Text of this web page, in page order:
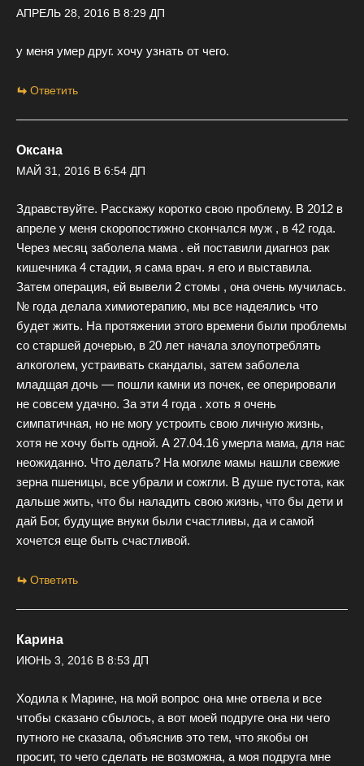
АПРЕЛЬ 28, 2016 В 8:29 ДП
у меня умер друг. хочу узнать от чего.
Ответить
Оксана
МАЙ 31, 2016 В 6:54 ДП
Здравствуйте. Расскажу коротко свою проблему. В 2012 в
апреле у меня скоропостижно скончался муж , в 42 года.
Через месяц заболела мама . ей поставили диагноз рак
кишечника 4 стадии, я сама врач. я его и выставила.
Затем операция, ей вывели 2 стомы , она очень мучилась.
№ года делала химиотерапию, мы все надеялись что
будет жить. На протяжении этого времени были проблемы
со старшей дочерью, в 20 лет начала злоупотреблять
алкоголем, устраивать скандалы, затем заболела
младщая дочь — пошли камни из почек, ее оперировали
не совсем удачно. За эти 4 года . хоть я очень
симпатичная, но не могу устроить свою личную жизнь,
хотя не хочу быть одной. А 27.04.16 умерла мама, для нас
неожиданно. Что делать? На могиле мамы нашли свежие
зерна пшеницы, все убрали и сожгли. В душе пустота, как
дальше жить, что бы наладить свою жизнь, что бы дети и
дай Бог, будущие внуки были счастливы, да и самой
хочется еще быть счастливой.
Ответить
Карина
ИЮНЬ 3, 2016 В 8:53 ДП
Ходила к Марине, на мой вопрос она мне отвела и все
чтобы сказано сбылось, а вот моей подруге она ни чего
путного не сказала, объяснив это тем, что якобы он
просит, то чего сделать не возможна, а моя подруга мне